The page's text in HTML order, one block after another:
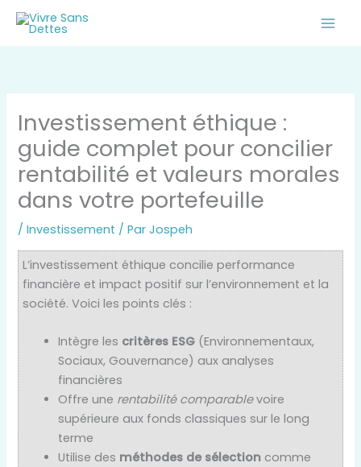
Aller
Investissement éthique :
guide complet pour concilier
rentabilité et valeurs morales
dans votre portefeuille
/Investissement / ParJospeh
L’investissement éthique concilie performance
financière et impact positif sur l’environnement et la
société. Voici les points clés :
Intègre les critères ESG (Environnementaux,
Sociaux, Gouvernance) aux analyses
financières
Offre une rentabilité comparablevoire
supérieure aux fonds classiques sur le long
terme
Utilise des méthodes de sélection comme